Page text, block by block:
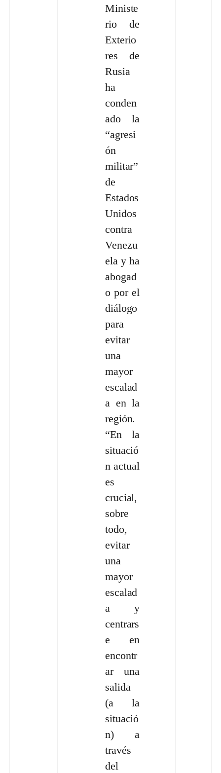
Ministe
rio de
Exterio
res de
Rusia
ha
conden
ado la
“agresi
ón
militar”
de
Estados
Unidos
contra
Venezu
ela y ha
abogad
o por el
diálogo
para
evitar
una
mayor
escalad
a en la
región.
“En la
situació
n actual
es
crucial,
sobre
todo,
evitar
una
mayor
escalad
a y
centrars
e en
encontr
ar una
salida
(a la
situació
n) a
través
del